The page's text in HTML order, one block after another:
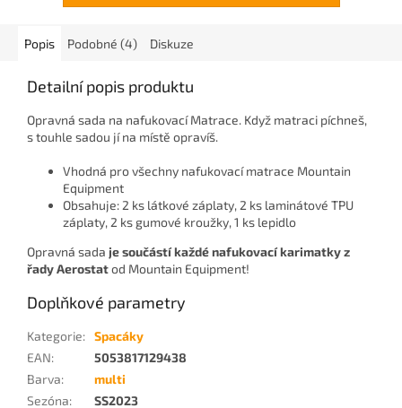
Popis Podobné (4) Diskuze
Detailní popis produktu
Opravná sada na nafukovací Matrace. Když matraci píchneš,
s touhle sadou jí na místě opravíš.
Vhodná pro všechny nafukovací matrace Mountain
Equipment
Obsahuje: 2 ks látkové záplaty, 2 ks laminátové TPU
záplaty, 2 ks gumové kroužky, 1 ks lepidlo
Opravná sada je součástí každé nafukovací karimatky z
řady Aerostatod Mountain Equipment!
Doplňkové parametry
Kategorie: Spacáky
EAN:
5053817129438
Barva:
multi
Sezóna: SS2023